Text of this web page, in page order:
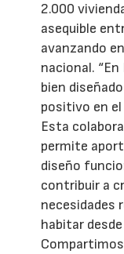
2.000
asequible
avanzando
nacional.
bien
positivo en
Esta
permite
diseño
contribuir a
necesidades
habitar